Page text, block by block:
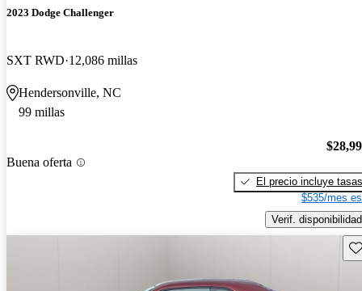
2023 Dodge Challenger
SXT RWD 12,086 millas
Hendersonville, NC
99 millas
Buena oferta
El precio incluye tasas
$535/mes
Verif. disponibilidad